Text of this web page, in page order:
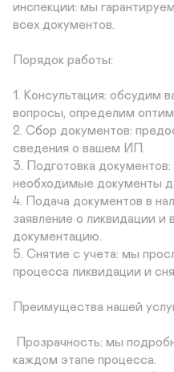
инспекции: мы
всех документов.
Порядок работы:
1. Консультация: обсудим
вопросы, определим
2. Сбор документов:
сведения о вашем ИП.
3. Подготовка
необходимые документы
4. Подача документов в
заявление о ликвидации
документацию.
5. Снятие с учета: мы
процесса ликвидации и
Преимущества нашей
каждом этапе процесса.